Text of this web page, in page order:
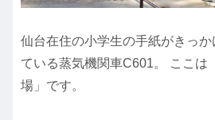
仙台在住の小学生の手紙がきっ
ている蒸気機関車C601。 ここは
場」です。